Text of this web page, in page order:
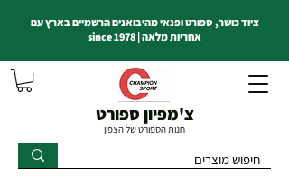
צ'מפיון ספורט
חנות הספורט של הצפון
ציוד כושר, ספורט ופנאי מהיבואנים הרשמיים בארץ עם
אחריות מלאה | since 1978